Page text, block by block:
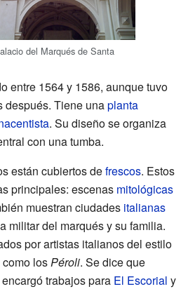
del Marqués de Santa
entre 1564 y 1586, aunque tuvo
después. Tiene unaplanta
. Su diseño se organiza
con una tumba.
están cubiertos defrescos. Estos
principales: escenas mitológicas
muestran ciudades italianas
militar del marqués y su familia.
por artistas italianos del estilo
losPéroli. Se dice que
trabajos para El Escorial y